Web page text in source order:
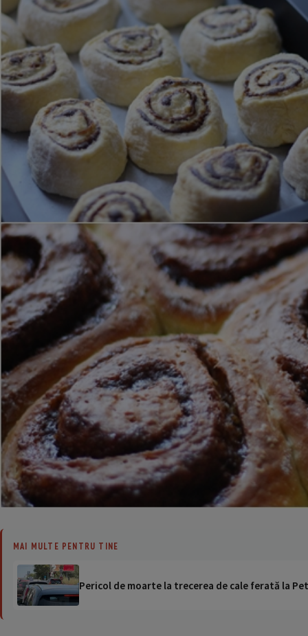
MAI MULTE PENTRU TINE
Pericol de moarte la trecerea de cale ferată la